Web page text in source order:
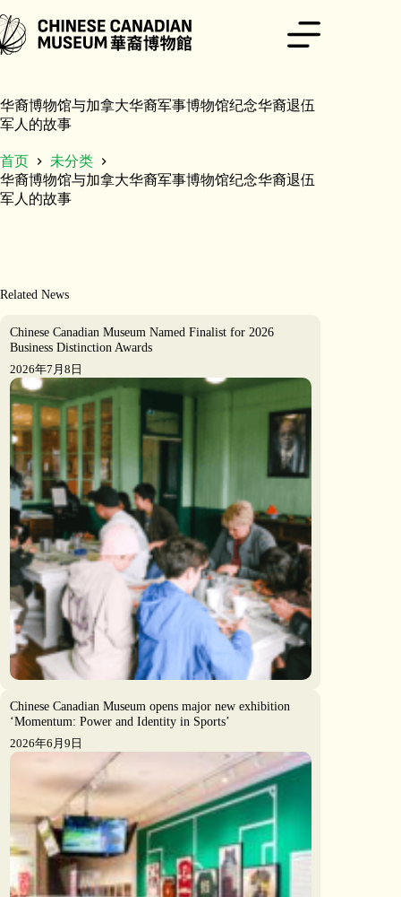
至
内
华裔博物馆与加拿大华裔军事博物馆纪念华裔退伍
军人的故事
首页
未分类
华裔博物馆与加拿大华裔军事博物馆纪念华裔退伍
军人的故事
Related News
Chinese Canadian Museum Named Finalist for 2026
Business Distinction Awards
2026年7月8日
Chinese Canadian Museum opens major new exhibition
‘Momentum: Power and Identity in Sports’
2026年6月9日